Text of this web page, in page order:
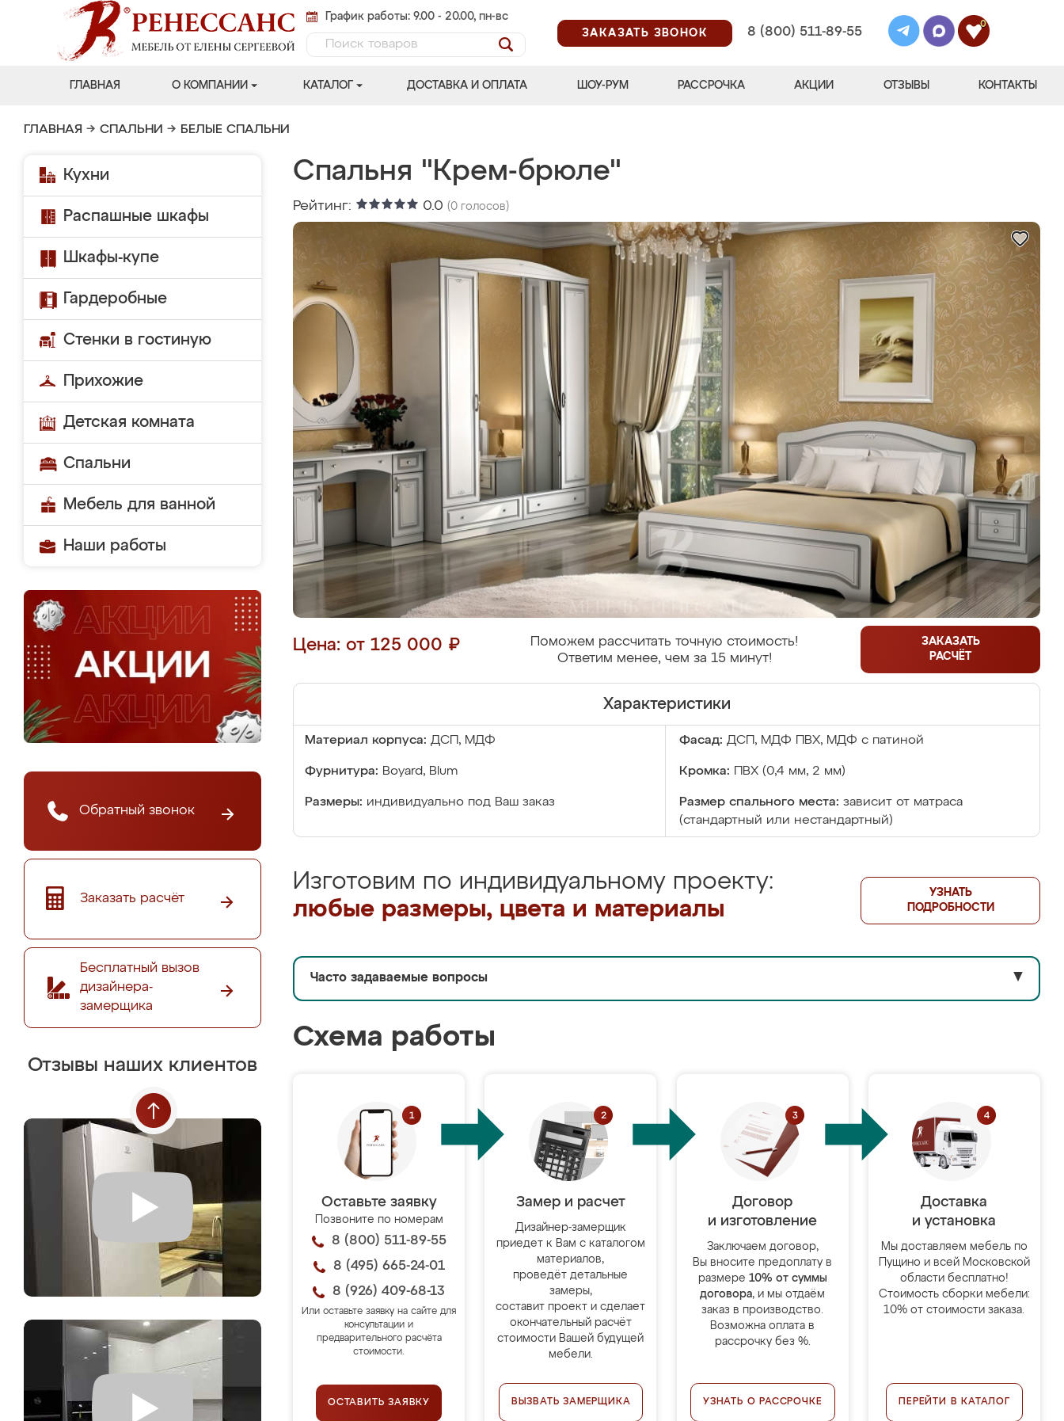
График работы: 9.00 - 20.00, пн-вс
ЗАКАЗАТЬ ЗВОНОК
8 (800) 511-89-55
0
ГЛАВНАЯ О КОМПАНИИ КАТАЛОГ ДОСТАВКА И ОПЛАТА ШОУ-РУМ РАССРОЧКА АКЦИИ ОТЗЫВЫ КОНТАКТЫ
ГЛАВНАЯ → СПАЛЬНИ → БЕЛЫЕ СПАЛЬНИ
Кухни
Распашные шкафы
Шкафы-купе
Гардеробные
Стенки в гостиную
Прихожие
Детская комната
Спальни
Мебель для ванной
Наши работы
Обратный звонок
Заказать расчёт
Бесплатный вызов
дизайнера-
замерщика
Отзывы наших клиентов
Спальня "Крем-брюле"
Рейтинг: 0.0 (0 голосов)
Цена: от 125 000 ₽
Поможем рассчитать точную стоимость!
Ответим менее, чем за 15 минут!
ЗАКАЗАТЬ
РАСЧЁТ
Характеристики
Материал корпуса: ДСП, МДФ Фасад: ДСП, МДФ ПВХ, МДФ с патиной
Фурнитура: Boyard, Blum Кромка: ПВХ (0,4 мм, 2 мм)
Размеры: индивидуально под Ваш заказ Размер спального места: зависит от матраса
(стандартный или нестандартный)
Изготовим по индивидуальному проекту:
любые размеры, цвета и материалы
УЗНАТЬ
ПОДРОБНОСТИ
Часто задаваемые вопросы ▼
Схема работы
Оставьте заявку
Позвоните по номерам
8 (800) 511-89-55
8 (495) 665-24-01
8 (926) 409-68-13
Или оставьте заявку на сайте для
консультации и
предварительного расчёта
стоимости.
ОСТАВИТЬ ЗАЯВКУ
Замер и расчет
Дизайнер-замерщик
приедет к Вам с каталогом
материалов,
проведёт детальные
замеры,
составит проект и сделает
окончательный расчёт
стоимости Вашей будущей
мебели.
ВЫЗВАТЬ ЗАМЕРЩИКА
Договор
и изготовление
Заключаем договор,
Вы вносите предоплату в
размере 10% от суммы
договора, и мы отдаём
заказ в производство.
Возможна оплата в
рассрочку без %.
УЗНАТЬ О РАССРОЧКЕ
Доставка
и установка
Мы доставляем мебель по
Пущино и всей Московской
области бесплатно!
Стоимость сборки мебели:
10% от стоимости заказа.
ПЕРЕЙТИ В КАТАЛОГ